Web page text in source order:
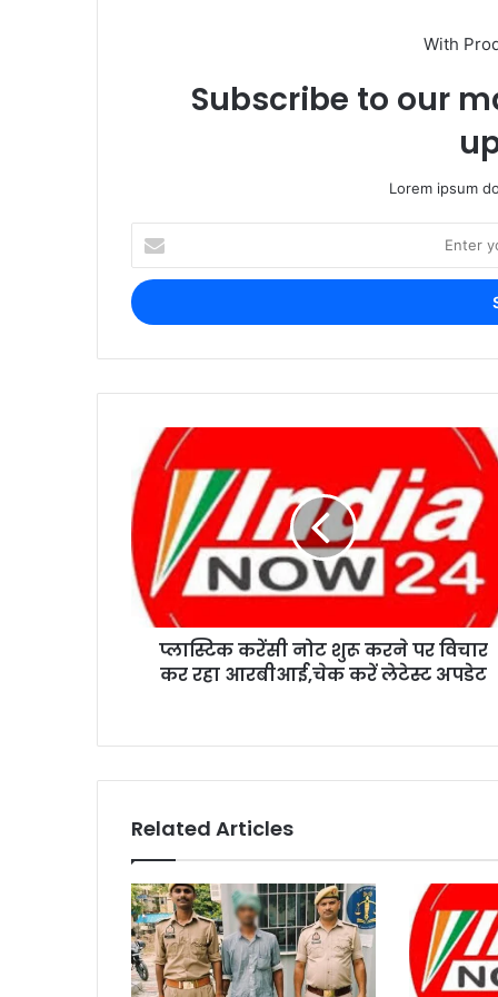
With
Subscribe to our
Lorem ipsum
प्लास्टिक करेंसी नोट शुरू करने पर विचार
कर रहा आरबीआई,चेक करें लेटेस्ट अपडेट
Related Articles